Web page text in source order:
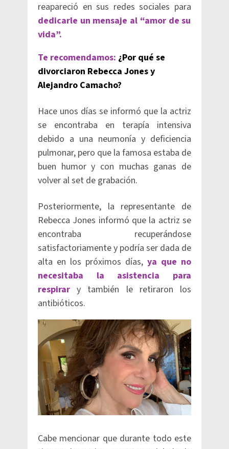
reapareció en sus redes sociales para
dedicarle un mensaje al “amor de su
vida”.
Te recomendamos: ¿Por qué se
divorciaron Rebecca Jones y
Alejandro Camacho?
Hace unos días se informó que la actriz
se encontraba en terapía intensiva
debido a una neumonía y deficiencia
pulmonar, pero que la famosa estaba de
buen humor y con muchas ganas de
volver al set de grabación.
Posteriormente, la representante de
Rebecca Jones informó que la actriz se
encontraba recuperándose
satisfactoriamente y podría ser dada de
alta en los próximos días, ya que no
necesitaba la asistencia para
respirar y también le retiraron los
antibióticos.
Cabe mencionar que durante todo este